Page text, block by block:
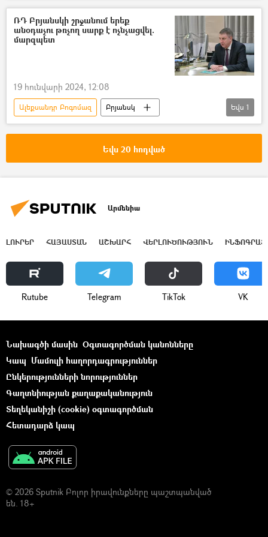
անօդաչու թռչող սարք (ԱԹՍ)
Պատերազմ
Զոհ
ՌԴ Բրյանսկի շրջանում երեք
անօդաչու թռչող սարք է ոչնչացվել.
մարզպետ
19 հունվարի 2024, 12:08
Ալեքսանդր Բոգոմազ
Բրյանսկ
անօդաչու թռչող սարք (ԱԹՍ)
Եվս 1
Եվս 20 հոդված
Արմենիա
ԼՈՒՐԵՐ ՀԱՅԱՍՏԱՆ ԱՇԽԱՐՀ ՎԵՐԼՈՒԾՈՒԹՅՈՒՆ
Rutube Telegram ТikТоk VK
Նախագծի մասին Օգտագործման կանոնները
Կապ Մամուլի հաղորդագրություններ
Ընկերությունների նորություններ
Գաղտնիության քաղաքականություն
Տեղեկանիշի (cookie) օգտագործման
Հետադարձ կապ
© 2026 Sputnik Բոլոր իրավունքները պաշտպանված
են. 18+